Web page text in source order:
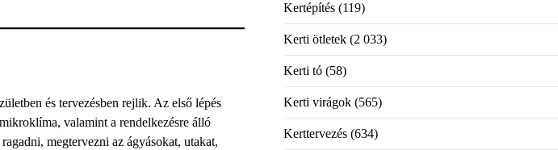
és tervezésben rejlik. Az első lépés
valamint a rendelkezésre álló
megtervezni az ágyásokat, utakat,
Kertépítés(119)
Kerti ötletek(2 033)
Kerti tó(58)
Kerti virágok(565)
Kerttervezés(634)